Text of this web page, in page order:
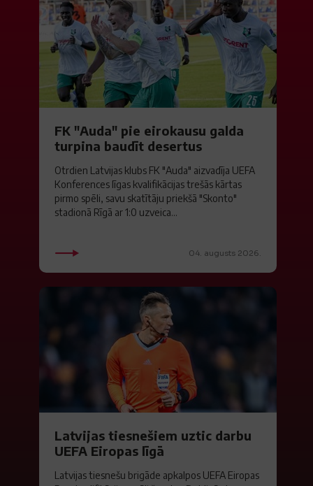
FK "Auda" pie eirokausu galda
turpina baudīt desertus
Otrdien Latvijas klubs FK "Auda" aizvadīja UEFA
Konferences līgas kvalifikācijas trešās kārtas
pirmo spēli, savu skatītāju priekšā "Skonto"
stadionā Rīgā ar 1:0 uzveica...
04. augusts 2026.
Latvijas tiesnešiem uztic darbu
UEFA Eiropas līgā
Latvijas tiesnešu brigāde apkalpos UEFA Eiropas